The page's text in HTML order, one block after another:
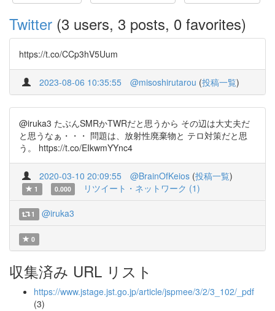
Twitter (3 users, 3 posts, 0 favorites)
https://t.co/CCp3hV5Uum
2023-08-06 10:35:55 @misoshirutarou (投稿一覧)
@iruka3 たぶんSMRかTWRだと思うから その辺は大丈夫だ
と思うなぁ・・・ 問題は、放射性廃棄物と テロ対策だと思
う。 https://t.co/EIkwmYYnc4
2020-03-10 20:09:55 @BrainOfKeios (投稿一覧)
1 0.000 リツイート・ネットワーク (1)
1 @iruka3
0
収集済み URL リスト
https://www.jstage.jst.go.jp/article/jspmee/3/2/3_102/_pdf
(3)